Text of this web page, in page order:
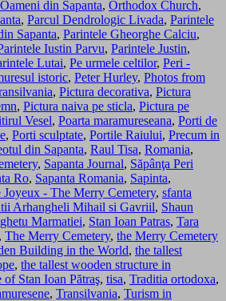
Oameni din Sapanta, Orthodox Church,
, Parcul Dendrologic Livada, Parintele
Sapanta, Parintele Gheorghe Calciu,
Iustin Parvu, Parintele Justin,
Lutai, Pe urmele celtilor, Peri -
istoric, Peter Hurley, Photos from
, Pictura decorativa, Pictura
, Pictura naiva pe sticla, Pictura pe
Vesel, Poarta maramureseana, Porti de
, Porti sculptate, Portile Raiului, Precum in
din Sapanta, Raul Tisa, Romania,
, Sapanta Journal, Săpânţa Peri
Ro, Sapanta Romania, Sapinta,
- The Merry Cemetery, sfanta
Arhangheli Mihail si Gavriil, Shaun
Marmatiei, Stan Ioan Patras, Tara
, The Merry Cemetery, the Merry Cemetery
Building in the World, the tallest
, the tallest wooden structure in
of Stan Ioan Pătraş, tisa, Traditia ortodoxa,
, Transilvania, Turism in